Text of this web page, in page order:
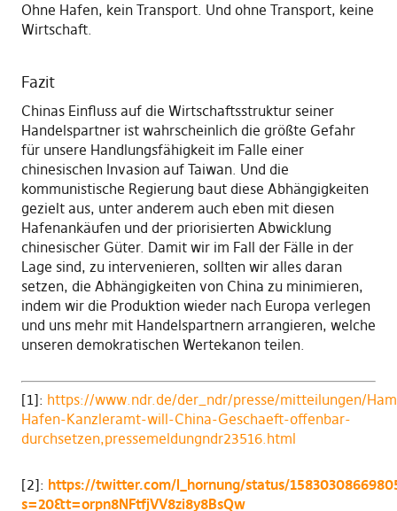
Ohne Hafen, kein Transport. Und ohne Transport, keine
Wirtschaft.
Fazit
Chinas Einfluss auf die Wirtschaftsstruktur seiner
Handelspartner ist wahrscheinlich die größte Gefahr
für unsere Handlungsfähigkeit im Falle einer
chinesischen Invasion auf Taiwan. Und die
kommunistische Regierung baut diese Abhängigkeiten
gezielt aus, unter anderem auch eben mit diesen
Hafenankäufen und der priorisierten Abwicklung
chinesischer Güter. Damit wir im Fall der Fälle in der
Lage sind, zu intervenieren, sollten wir alles daran
setzen, die Abhängigkeiten von China zu minimieren,
indem wir die Produktion wieder nach Europa verlegen
und uns mehr mit Handelspartnern arrangieren, welche
unseren demokratischen Wertekanon teilen.
[1]: https://www.ndr.de/der_ndr/presse/mitteilungen/
Hafen-Kanzleramt-will-China-Geschaeft-offenbar-
durchsetzen,pressemeldungndr23516.html
[2]: https://twitter.com/l_hornung/status/
s=20&t=orpn8NFtfjVV8zi8y8BsQw